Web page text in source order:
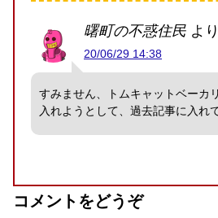
曙町の不惑住民 よ
20/06/29 14:38
すみません、トムキャットベーカ
入れようとして、過去記事に入れ
コメントをどうぞ